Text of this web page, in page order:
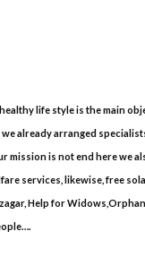
life style is the main
already arranged
mission is not end here we
services, likewise, free
Help for